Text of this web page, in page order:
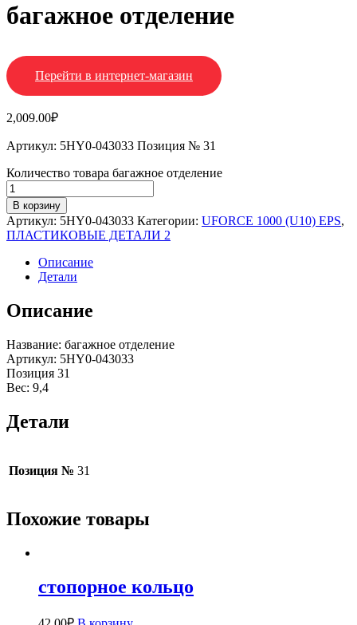
багажное отделение
Перейти в интернет-магазин
2,009.00₽
Артикул: 5HY0-043033 Позиция № 31
Количество товара багажное отделение
В корзину
Артикул: 5HY0-043033 Категории: UFORCE 1000 (U10) EPS,
ПЛАСТИКОВЫЕ ДЕТАЛИ 2
Описание
Детали
Описание
Название: багажное отделение
Артикул: 5HY0-043033
Позиция 31
Вес: 9,4
Детали
Позиция № 31
Похожие товары
стопорное кольцо